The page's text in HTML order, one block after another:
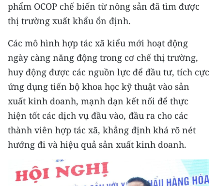
TIN MỚI
TIN ĐỊA PHƯƠNG
Trung du và miền núi phía Bắc
Đồng bằng sông Hồng
Bắc Trung Bộ
Duyên hải Nam Trung Bộ và Tây
Đông Nam Bộ
Đồng bằng sông Cửu Long
phẩm OCOP chế biến từ nông sản đã tìm được
thị trường xuất khẩu ổn định.
Các mô hình hợp tác xã kiểu mới hoạt động
ngày càng năng động trong cơ chế thị trường,
huy động được các nguồn lực để đầu tư, tích cực
ứng dụng tiến bộ khoa học kỹ thuật vào sản
xuất kinh doanh, mạnh dạn kết nối để thực
hiện tốt các dịch vụ đầu vào, đầu ra cho các
thành viên hợp tác xã, khẳng định khá rõ nét
hướng đi và hiệu quả sản xuất kinh doanh.